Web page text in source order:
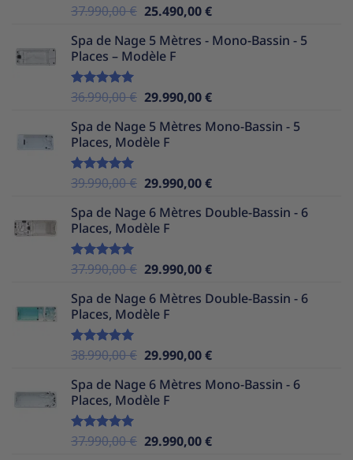
Note5.00
37.990,00€ Le
initial
était :
25.490,00€Le
actuel
Spa de Nage 5 Mètres - Mono-Bassin - 5
Places – Modèle F
Note5.00
36.990,00€ Le
initial
était :
29.990,00€Le
actuel
Spa de Nage 5 Mètres Mono-Bassin - 5
Places, Modèle F
Note5.00
39.990,00€ Le
initial
était :
29.990,00€Le
actuel
Spa de Nage 6 Mètres Double-Bassin - 6
Places, Modèle F
Note5.00
37.990,00€ Le
initial
était :
29.990,00€Le
actuel
Spa de Nage 6 Mètres Double-Bassin - 6
Places, Modèle F
Note5.00
38.990,00€ Le
initial
était :
29.990,00€Le
actuel
Spa de Nage 6 Mètres Mono-Bassin - 6
Places, Modèle F
Note5.00
37.990,00€ Le
29.990,00€Le